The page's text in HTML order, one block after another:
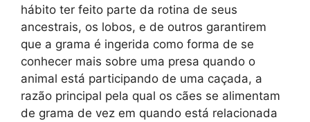
hábito ter feito parte da rotina de seus
ancestrais, os lobos, e de outros garantirem
que a grama é ingerida como forma de se
conhecer mais sobre uma presa quando o
animal está participando de uma caçada, a
razão principal pela qual os cães se alimentam
de grama de vez em quando está relacionada